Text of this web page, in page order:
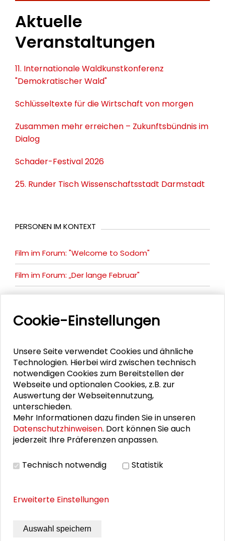
Aktuelle
Veranstaltungen
11. Internationale Waldkunstkonferenz
"Demokratischer Wald"
Schlüsseltexte für die Wirtschaft von morgen
Zusammen mehr erreichen – Zukunftsbündnis im
Dialog
Schader-Festival 2026
25. Runder Tisch Wissenschaftsstadt Darmstadt
PERSONEN IM KONTEXT
Film im Forum: "Welcome to Sodom"
Film im Forum: „Der lange Februar"
Marcin Wierzchowski
Lena Koch
DOWNLOADS
Programm
Cookie-Einstellungen
Unsere Seite verwendet Cookies und ähnliche
Technologien. Hierbei wird zwischen technisch
notwendigen Cookies zum Bereitstellen der
Webseite und optionalen Cookies, z.B. zur
Auswertung der Webseitennutzung,
unterschieden.
Mehr Informationen dazu finden Sie in unseren
Datenschutzhinweisen. Dort können Sie auch
jederzeit Ihre Präferenzen anpassen.
Technisch notwendig Statistik
Erweiterte Einstellungen
Auswahl speichern